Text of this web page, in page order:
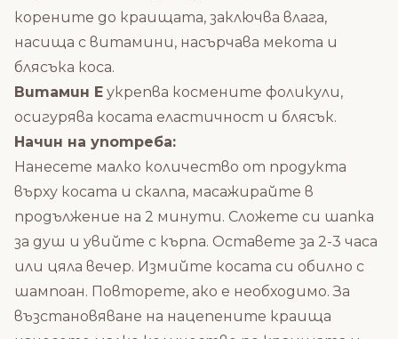
корените до краищата, заключва влага,
насища с витамини, насърчава мекота и
блясъка коса.
Витамин Е укрепва космените фоликули,
осигурява косата еластичност и блясък.
Начин на употреба:
Нанесете малко количество от продукта
върху косата и скалпа, масажирайте в
продължение на 2 минути. Сложете си шапка
за душ и увийте с кърпа. Оставете за 2-3 часа
или цяла вечер. Измийте косата си обилно с
шампоан. Повторете, ако е необходимо. За
възстановяване на нацепените краища